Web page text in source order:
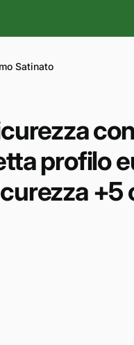
Satinato
profilo
+5